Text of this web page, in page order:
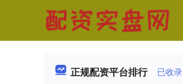
正规配资平台排行 已收录